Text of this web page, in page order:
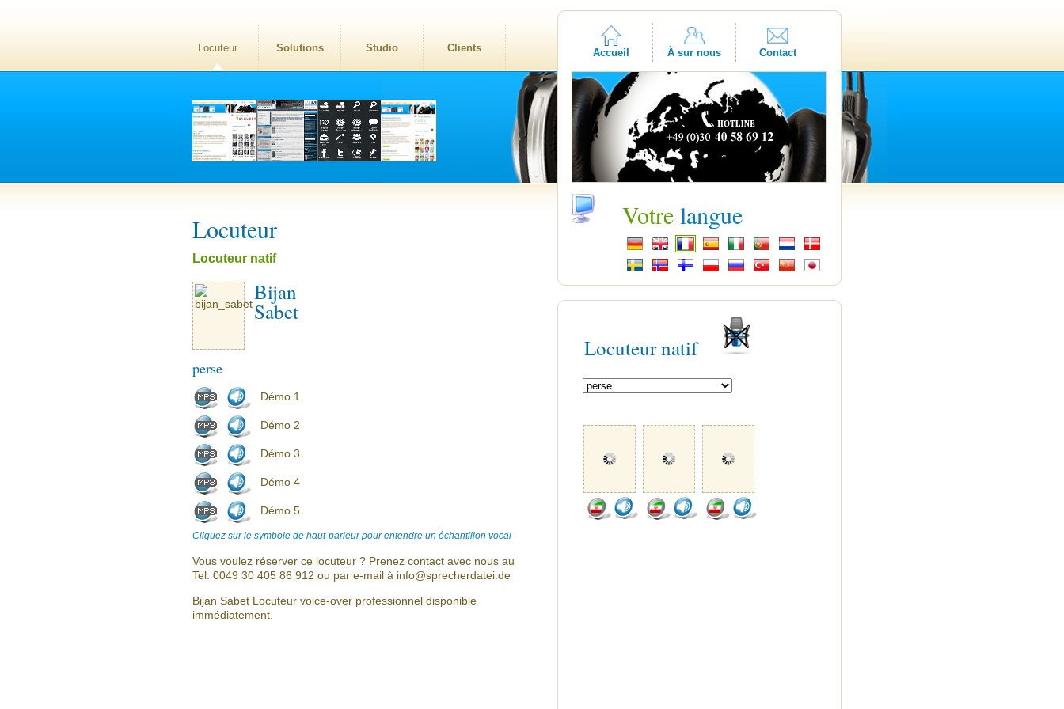
Locuteur Solutions Studio Clients Accueil À sur nous Contact
Locuteur
Locuteur natif
Bijan
Sabet
perse
Démo 1
Démo 2
Démo 3
Démo 4
Démo 5
Cliquez sur le symbole de haut-parleur pour entendre un échantillon vocal
Vous voulez réserver ce locuteur ? Prenez contact avec nous au
Tel. 0049 30 405 86 912 ou par e-mail à info@sprecherdatei.de
Bijan Sabet Locuteur voice-over professionnel disponible
immédiatement.
Votre langue
Locuteur natif